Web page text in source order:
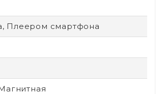
Плеером смартфона